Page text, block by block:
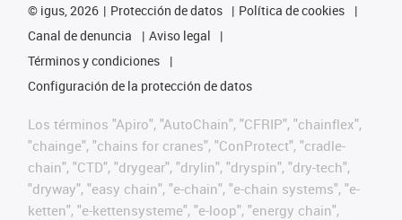
© igus, 2026 Protección de datos
Política de cookies
Canal de denuncia
Aviso legal
Términos y condiciones
Configuración de la protección de datos
Los términos "Apiro", "AutoChain", "CFRIP", "chainflex",
"chainge", "chains for cranes", "ConProtect", "cradle-
chain", "CTD", "drygear", "drylin", "dryspin", "dry-tech",
"dryway", "easy chain", "e-chain", "e-chain systems", "e-
ketten", "e-kettensysteme", "e-loop", "energy chain",